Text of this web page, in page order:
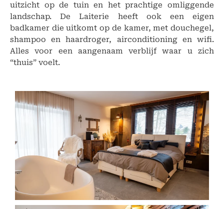
uitzicht op de tuin en het prachtige omliggende
landschap. De Laiterie heeft ook een eigen
badkamer die uitkomt op de kamer, met douchegel,
shampoo en haardroger, airconditioning en wifi.
Alles voor een aangenaam verblijf waar u zich
“thuis” voelt.